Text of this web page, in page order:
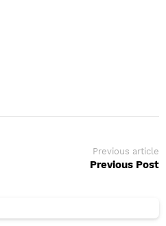
Previous article
Previous Post